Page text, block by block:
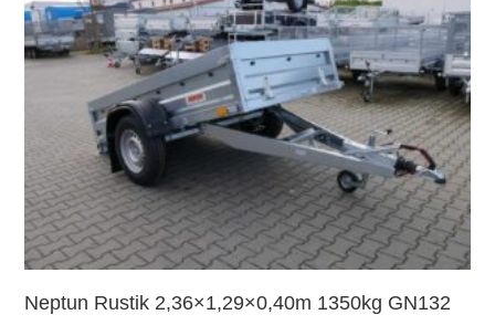
Neptun Rustik 2,36×1,29×0,40m 1350kg GN132